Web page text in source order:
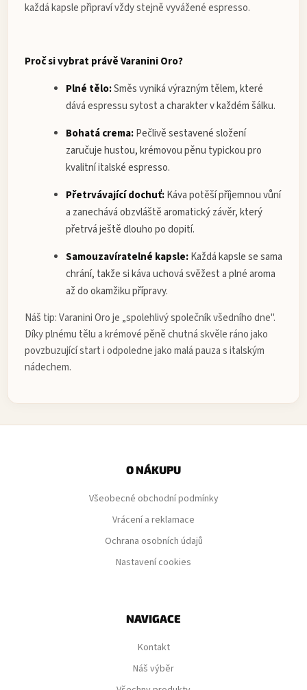
každá kapsle připraví vždy stejně vyvážené espresso.
Proč si vybrat právě Varanini Oro?
Plné tělo:Směs vyniká výrazným tělem, které
dává espressu sytost a charakter v každém šálku.
Bohatá crema:Pečlivě sestavené složení
zaručuje hustou, krémovou pěnu typickou pro
kvalitní italské espresso.
Přetrvávající dochuť:Káva potěší příjemnou vůní
a zanechává obzvláště aromatický závěr, který
přetrvá ještě dlouho po dopití.
Samouzavíratelné kapsle:Každá kapsle se sama
chrání, takže si káva uchová svěžest a plné aroma
až do okamžiku přípravy.
Náš tip: Varanini Oro je „spolehlivý společník všedního dne".
Díky plnému tělu a krémové pěně chutná skvěle ráno jako
povzbuzující start i odpoledne jako malá pauza s italským
nádechem.
O NÁKUPU
Všeobecné obchodní podmínky
Vrácení a reklamace
Ochrana osobních údajů
Nastavení cookies
NAVIGACE
Kontakt
Náš výběr